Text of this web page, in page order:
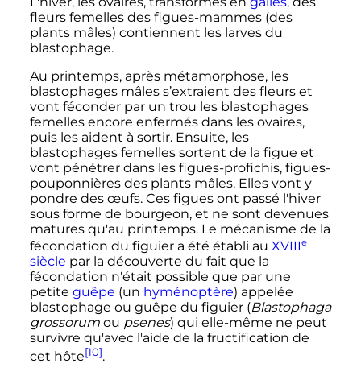
fleurs femelles des figues-mammes(des
plants mâles) contiennent les larves du
blastophage.
Au printemps, après métamorphose, les
blastophages mâles s’extraient des fleurs et
vont féconder par un trou les blastophages
femelles encore enfermés dans les ovaires,
puis les aident à sortir. Ensuite, les
blastophages femelles sortent de la figue et
vont pénétrer dans les figues-profichis, figues-
pouponnières des plants mâles. Elles vont y
pondre des œufs. Ces figues ont passé l'hiver
sous forme de bourgeon, et ne sont devenues
matures qu'au printemps. Le mécanisme de la
fécondation du figuier a été établi au XVIIIe
siècle par la découverte du fait que la
fécondation n'était possible que par une
petite guêpe (un hyménoptère) appelée
blastophage ou guêpe du figuier (Blastophaga
grossorumou psenes) qui elle-même ne peut
survivre qu'avec l'aide de la fructification de
cet hôte[10].